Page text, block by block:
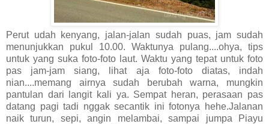
Perut udah kenyang, jalan-jalan sudah puas, jam sudah
menunjukkan pukul 10.00. Waktunya pulang....ohya, tips
untuk yang suka foto-foto laut. Waktu yang tepat untuk foto
pas jam-jam siang, lihat aja foto-foto diatas, indah
nian....memang airnya sudah berubah warna, mungkin
pantulan dari langit kali ya. Sempat heran, perasaan pas
datang pagi tadi nggak secantik ini fotonya hehe.Jalanan
naik turun, sepi, angin melambai, sampai jumpa Piayu